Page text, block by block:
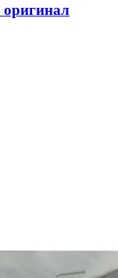
оригинал